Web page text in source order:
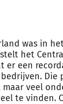
was in
het
er een
Die
veel
te vinden.